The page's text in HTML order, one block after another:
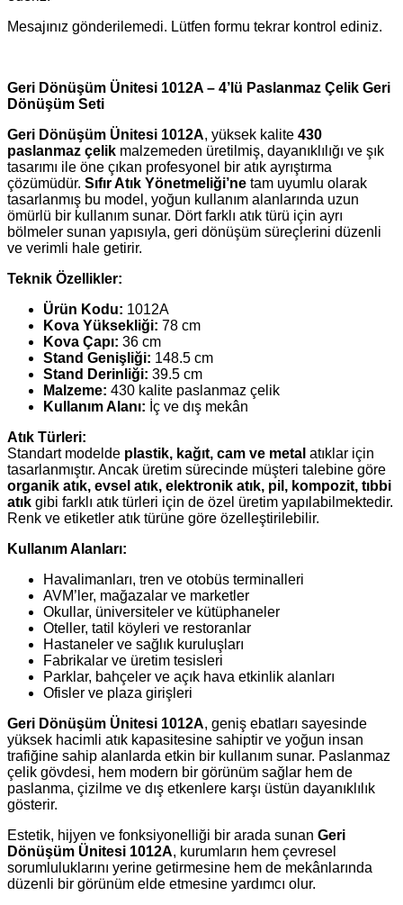
Mesajınız gönderilemedi. Lütfen formu tekrar kontrol ediniz.
Geri Dönüşüm Ünitesi 1012A – 4’lü Paslanmaz Çelik Geri
Dönüşüm Seti
Geri Dönüşüm Ünitesi 1012A, yüksek kalite 430
paslanmaz çelik malzemeden üretilmiş, dayanıklılığı ve şık
tasarımı ile öne çıkan profesyonel bir atık ayrıştırma
çözümüdür. Sıfır Atık Yönetmeliği’ne tam uyumlu olarak
tasarlanmış bu model, yoğun kullanım alanlarında uzun
ömürlü bir kullanım sunar. Dört farklı atık türü için ayrı
bölmeler sunan yapısıyla, geri dönüşüm süreçlerini düzenli
ve verimli hale getirir.
Teknik Özellikler:
Ürün Kodu: 1012A
Kova Yüksekliği: 78 cm
Kova Çapı: 36 cm
Stand Genişliği: 148.5 cm
Stand Derinliği: 39.5 cm
Malzeme: 430 kalite paslanmaz çelik
Kullanım Alanı: İç ve dış mekân
Atık Türleri:
Standart modelde plastik, kağıt, cam ve metal atıklar için
tasarlanmıştır. Ancak üretim sürecinde müşteri talebine göre
organik atık, evsel atık, elektronik atık, pil, kompozit, tıbbi
atık gibi farklı atık türleri için de özel üretim yapılabilmektedir.
Renk ve etiketler atık türüne göre özelleştirilebilir.
Kullanım Alanları:
Havalimanları, tren ve otobüs terminalleri
AVM’ler, mağazalar ve marketler
Okullar, üniversiteler ve kütüphaneler
Oteller, tatil köyleri ve restoranlar
Hastaneler ve sağlık kuruluşları
Fabrikalar ve üretim tesisleri
Parklar, bahçeler ve açık hava etkinlik alanları
Ofisler ve plaza girişleri
Geri Dönüşüm Ünitesi 1012A, geniş ebatları sayesinde
yüksek hacimli atık kapasitesine sahiptir ve yoğun insan
trafiğine sahip alanlarda etkin bir kullanım sunar. Paslanmaz
çelik gövdesi, hem modern bir görünüm sağlar hem de
paslanma, çizilme ve dış etkenlere karşı üstün dayanıklılık
gösterir.
Estetik, hijyen ve fonksiyonelliği bir arada sunan Geri
Dönüşüm Ünitesi 1012A, kurumların hem çevresel
sorumluluklarını yerine getirmesine hem de mekânlarında
düzenli bir görünüm elde etmesine yardımcı olur.